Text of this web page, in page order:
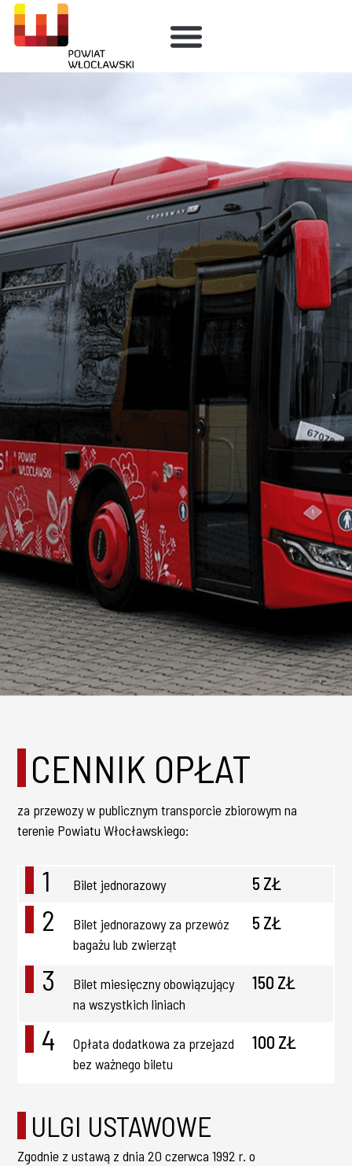
CENNIK OPŁAT
za przewozy w publicznym transporcie zbiorowym na
terenie Powiatu Włocławskiego:
1 Bilet jednorazowy 5 ZŁ
2
Bilet jednorazowy za przewóz
bagażu lub zwierząt
5 ZŁ
3
Bilet miesięczny obowiązujący
na wszystkich liniach
150 ZŁ
4
Opłata dodatkowa za przejazd
bez ważnego biletu
100 ZŁ
ULGI USTAWOWE
Zgodnie z ustawą z dnia 20 czerwca 1992 r. o